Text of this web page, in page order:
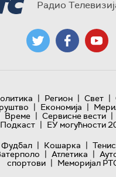
Радио
| Регион | Свет |
| Економија |
Време | Сервисне вести |
Подкаст | ЕУ могућности
Фудбал | Кошарка | Тенис
| Атлетика |
спортови | Меморијал